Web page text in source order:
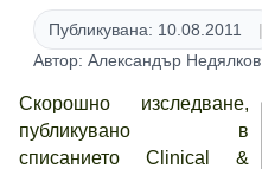
Публикувана: 10.08.2011
Автор: Александър Недялков
Скорошно изследване,
публикувано в
списанието Clinical &